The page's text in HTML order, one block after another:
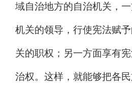
域自治地方的自治机关，
机关的领导，行使宪法赋
关的职权；另一方面享有
治权。这样，就能够把各